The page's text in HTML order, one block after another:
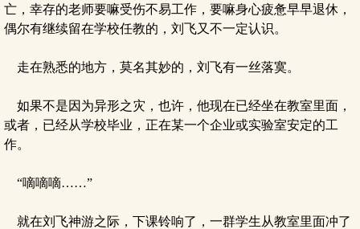
亡，幸存的老师要嘛受伤不易工作，要嘛身心疲惫早早退休，
偶尔有继续留在学校任教的，刘飞又不一定认识。
走在熟悉的地方，莫名其妙的，刘飞有一丝落寞。
如果不是因为异形之灾，也许，他现在已经坐在教室里面，
或者，已经从学校毕业，正在某一个企业或实验室安定的工
作。
“嘀嘀嘀……”
就在刘飞神游之际，下课铃响了，一群学生从教室里面冲了